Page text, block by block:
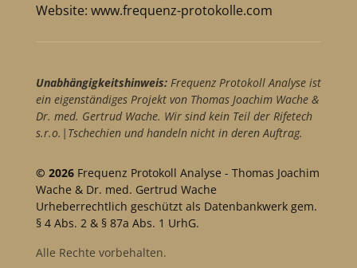
Website: www.frequenz-protokolle.com
Unabhängigkeitshinweis:Frequenz Protokoll Analyse ist
ein eigenständiges Projekt von Thomas Joachim Wache &
Dr. med. Gertrud Wache. Wir sind kein Teil der Rifetech
s.r.o.|Tschechien und handeln nicht in deren Auftrag.
© 2026 Frequenz Protokoll Analyse - Thomas Joachim
Wache & Dr. med. Gertrud Wache
Urheberrechtlich geschützt als Datenbankwerk gem.
§ 4 Abs. 2 & § 87a Abs. 1 UrhG.
Alle Rechte vorbehalten.